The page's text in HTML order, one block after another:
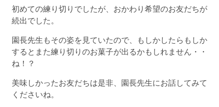
初めての練り切りでしたが、おかわり希望のお友だちが
続出でした。
園長先生もその姿を見ていたので、もしかしたらもしか
するとまた練り切りのお菓子が出るかもしれません・・
ね！？
美味しかったお友だちは是非、園長先生にお話してみて
くださいね。